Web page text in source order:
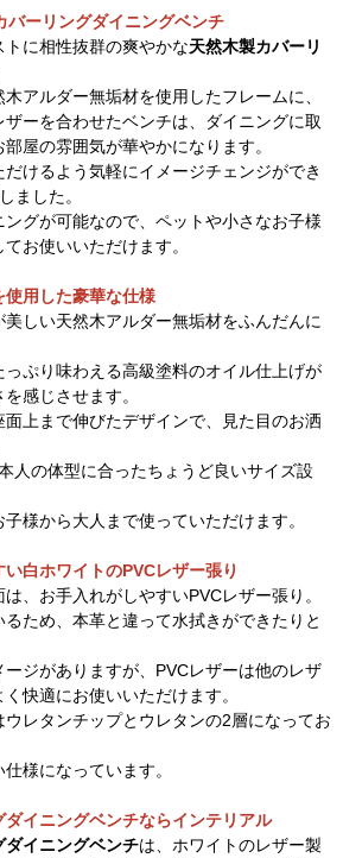
ーリングダイニングベンチ
に相性抜群の爽やかな天然木製カバーリ
アルダー無垢材を使用したフレームに、
ーを合わせたベンチは、ダイニングに取
屋の雰囲気が華やかになります。
けるよう気軽にイメージチェンジができ
ました。
グが可能なので、ペットや小さなお子様
お使いいただけます。
使用した豪華な仕様
しい天然木アルダー無垢材をふんだんに
ぷり味わえる高級塗料のオイル仕上げが
感じさせます。
上まで伸びたデザインで、見た目のお洒
人の体型に合ったちょうど良いサイズ設
様から大人まで使っていただけます。
白ホワイトのPVCレザー張り
、お手入れがしやすいPVCレザー張り。
ため、本革と違って水拭きができたりと
ジがありますが、PVCレザーは他のレザ
快適にお使いいただけます。
ウレタンチップとウレタンの2層になってお
様になっています。
イニングベンチならインテリアル
ダイニングベンチは、ホワイトのレザー製